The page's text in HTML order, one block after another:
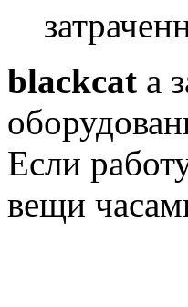
blackcat а
Если
вещи